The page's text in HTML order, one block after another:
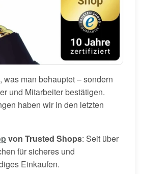
was man behauptet – sondern
und Mitarbeiter bestätigen.
haben wir in den letzten
von Trusted Shops: Seit über
für sicheres und
Einkaufen.